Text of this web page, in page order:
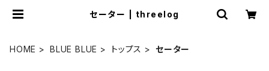
セーター | threelog
HOME BLUE BLUE トップス セーター